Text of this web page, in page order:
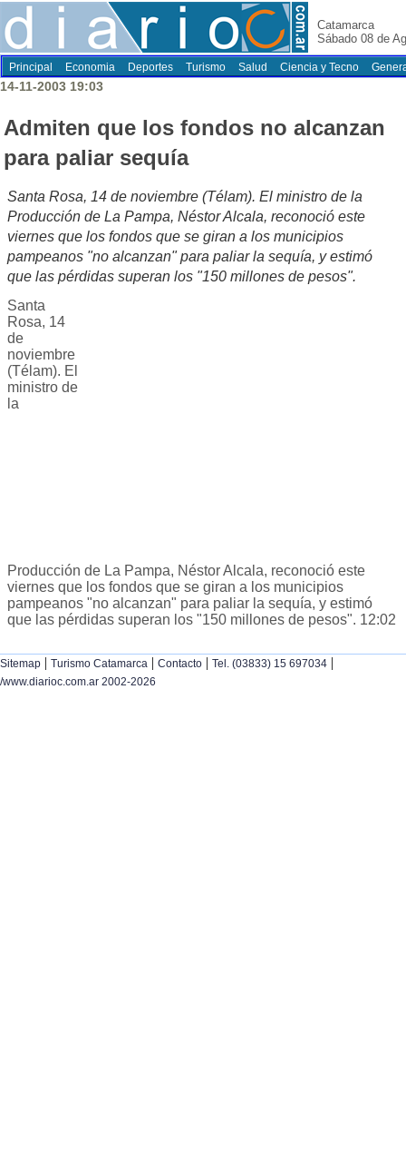
Catamarca
Sábado 08 de
Principal Economia Deportes Turismo Salud Ciencia y Tecno
14-11-2003 19:03
Admiten que los fondos no alcanzan
para paliar sequía
Santa Rosa, 14 de noviembre (Télam). El ministro de la
Producción de La Pampa, Néstor Alcala, reconoció este
viernes que los fondos que se giran a los municipios
pampeanos "no alcanzan" para paliar la sequía, y estimó
que las pérdidas superan los "150 millones de pesos".
Santa
Rosa, 14
de
noviembre
(Télam). El
ministro de
la
Producción de La Pampa, Néstor Alcala, reconoció este
viernes que los fondos que se giran a los municipios
pampeanos "no alcanzan" para paliar la sequía, y estimó
que las pérdidas superan los "150 millones de pesos". 12:02
Sitemap | Turismo Catamarca | Contacto | Tel. (03833) 15 697034 |
/www.diarioc.com.ar 2002-2026